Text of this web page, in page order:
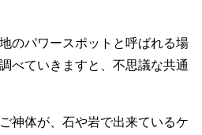
のパワースポットと呼ばれる場
べていきますと、不思議な共通
神体が、石や岩で出来ているケ